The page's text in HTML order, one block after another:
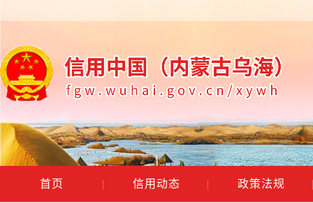
首页 | 信用动态 | 政策法规